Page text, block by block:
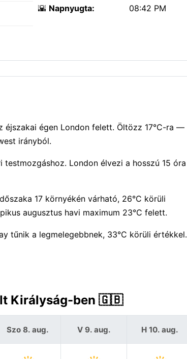
🌇 Napnyugta: 08:42 PM
éjszakai égen London felett. Öltözz 17°C-ra —
irányból.
London élvezi a hosszú 15 óra
17 környékén várható, 26°C körüli
augusztus havi maximum 23°C felett.
tűnik a legmelegebbnek, 33°C körüli értékkel.
Királyság-ben 🇬🇧
Szo 8. aug. V 9. aug. H 10. aug.